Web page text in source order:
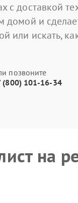
с доставкой
домой и
или искать,
позвоните
(800) 101-16-34
на